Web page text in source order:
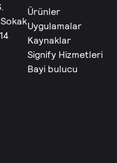
Ürünler
Uygulamalar
Kaynaklar
Signify Hizmetleri
Bayi bulucu